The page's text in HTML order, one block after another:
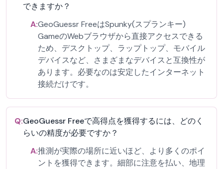
できますか？
A:GeoGuessr FreeはSpunky(スプランキー)
GameのWebブラウザから直接アクセスできる
ため、デスクトップ、ラップトップ、モバイル
デバイスなど、さまざまなデバイスと互換性が
あります。必要なのは安定したインターネット
接続だけです。
Q:GeoGuessr Freeで高得点を獲得するには、どのく
らいの精度が必要ですか？
A:推測が実際の場所に近いほど、より多くのポイ
ントを獲得できます。細部に注意を払い、地理